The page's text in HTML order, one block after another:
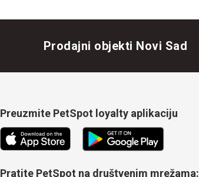
Prodajni objekti Novi Sad
Preuzmite PetSpot loyalty aplikaciju
Pratite PetSpot na društvenim mrežama: